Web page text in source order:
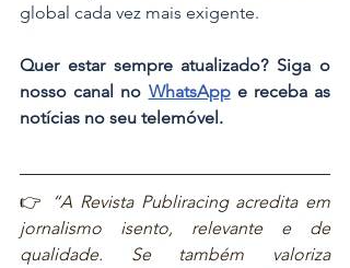
global cada vez mais exigente.
Quer estar sempre atualizado? Siga o
nosso canal no WhatsApp e receba as
notícias no seu telemóvel.
👉
“A Revista Publiracing acredita em
jornalismo isento, relevante e de
qualidade. Se também valoriza